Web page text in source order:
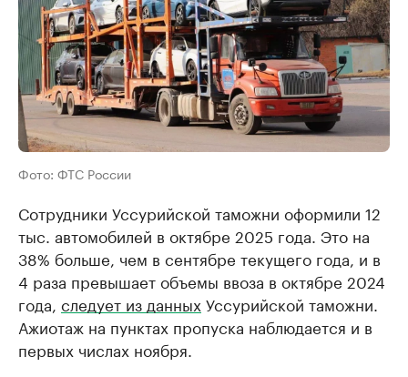
Фото: ФТС России
Сотрудники Уссурийской таможни оформили 12
тыс. автомобилей в октябре 2025 года. Это на
38% больше, чем в сентябре текущего года, и в
4 раза превышает объемы ввоза в октябре 2024
года, следует из данных Уссурийской таможни.
Ажиотаж на пунктах пропуска наблюдается и в
первых числах ноября.